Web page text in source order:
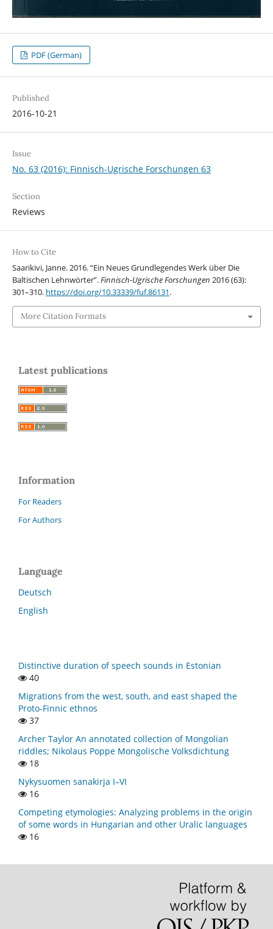
PDF (German)
Published
2016-10-21
Issue
No. 63 (2016): Finnisch-Ugrische Forschungen 63
Section
Reviews
How to Cite
Saarikivi, Janne. 2016. “Ein Neues Grundlegendes Werk über Die
Baltischen Lehnwörter”.Finnisch-Ugrische Forschungen 2016 (63):
301–310. https://doi.org/10.33339/fuf.86131.
More Citation Formats
Latest publications
Information
For Readers
For Authors
Language
Deutsch
English
Distinctive duration of speech sounds in Estonian
40
Migrations from the west, south, and east shaped the
Proto-Finnic ethnos
37
Archer Taylor An annotated collection of Mongolian
riddles; Nikolaus Poppe Mongolische Volksdichtung
18
Nykysuomen sanakirja I–VI
16
Competing etymologies: Analyzing problems in the origin
of some words in Hungarian and other Uralic languages
16